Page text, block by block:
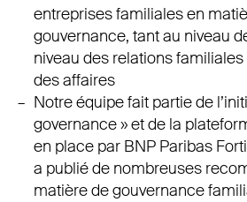
entreprises familiales en
gouvernance, tant au niveau
niveau des relations
des affaires
Notre équipe fait partie de
governance » et de la
en place par BNP Paribas
a publié de nombreuses
matière de gouvernance